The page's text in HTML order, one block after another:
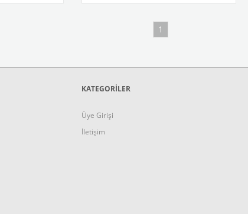
1
KATEGORİLER
Üye Girişi
İletişim